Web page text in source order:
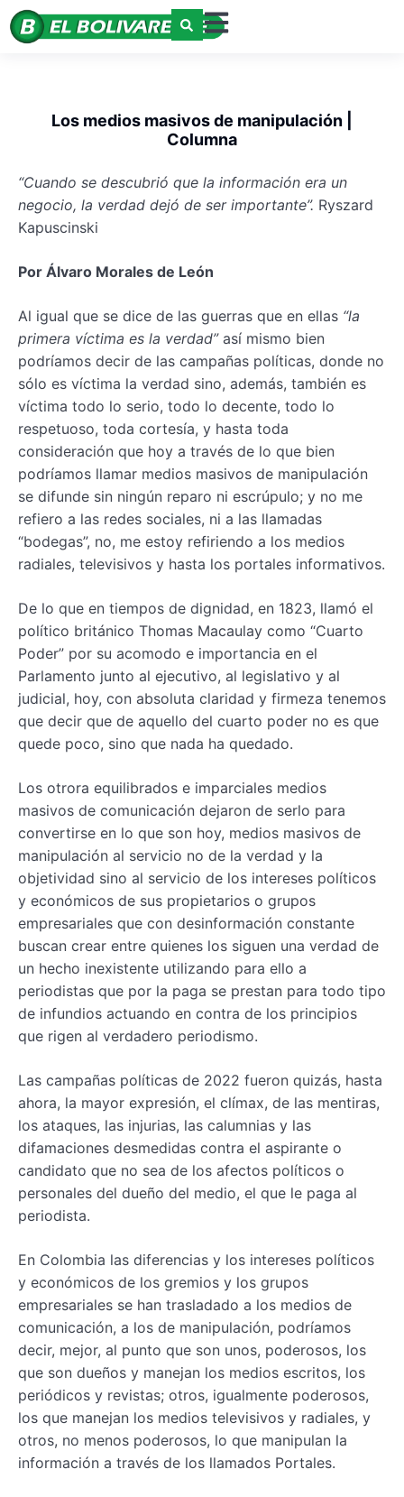
Los medios masivos de manipulación |
Columna
“Cuando se descubrió que la información era un
negocio, la verdad dejó de ser importante”. Ryszard
Kapuscinski
Por Álvaro Morales de León
Al igual que se dice de las guerras que en ellas “la
primera víctima es la verdad” así mismo bien
podríamos decir de las campañas políticas, donde no
sólo es víctima la verdad sino, además, también es
víctima todo lo serio, todo lo decente, todo lo
respetuoso, toda cortesía, y hasta toda
consideración que hoy a través de lo que bien
podríamos llamar medios masivos de manipulación
se difunde sin ningún reparo ni escrúpulo; y no me
refiero a las redes sociales, ni a las llamadas
“bodegas”, no, me estoy refiriendo a los medios
radiales, televisivos y hasta los portales informativos.
De lo que en tiempos de dignidad, en 1823, llamó el
político británico Thomas Macaulay como “Cuarto
Poder” por su acomodo e importancia en el
Parlamento junto al ejecutivo, al legislativo y al
judicial, hoy, con absoluta claridad y firmeza tenemos
que decir que de aquello del cuarto poder no es que
quede poco, sino que nada ha quedado.
Los otrora equilibrados e imparciales medios
masivos de comunicación dejaron de serlo para
convertirse en lo que son hoy, medios masivos de
manipulación al servicio no de la verdad y la
objetividad sino al servicio de los intereses políticos
y económicos de sus propietarios o grupos
empresariales que con desinformación constante
buscan crear entre quienes los siguen una verdad de
un hecho inexistente utilizando para ello a
periodistas que por la paga se prestan para todo tipo
de infundios actuando en contra de los principios
que rigen al verdadero periodismo.
Las campañas políticas de 2022 fueron quizás, hasta
ahora, la mayor expresión, el clímax, de las mentiras,
los ataques, las injurias, las calumnias y las
difamaciones desmedidas contra el aspirante o
candidato que no sea de los afectos políticos o
personales del dueño del medio, el que le paga al
periodista.
En Colombia las diferencias y los intereses políticos
y económicos de los gremios y los grupos
empresariales se han trasladado a los medios de
comunicación, a los de manipulación, podríamos
decir, mejor, al punto que son unos, poderosos, los
que son dueños y manejan los medios escritos, los
periódicos y revistas; otros, igualmente poderosos,
los que manejan los medios televisivos y radiales, y
otros, no menos poderosos, lo que manipulan la
información a través de los llamados Portales.